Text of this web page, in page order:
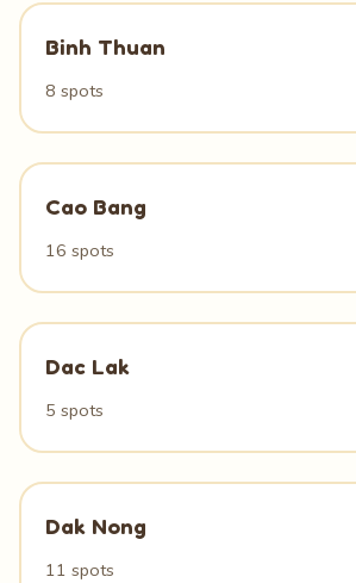
Binh Thuan
8 spots
Cao Bang
16 spots
Dac Lak
5 spots
Dak Nong
11 spots